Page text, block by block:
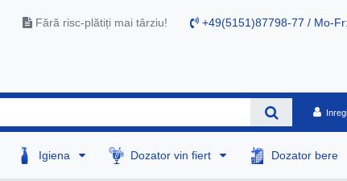
Fără risc-plătiți mai târziu! +49(5151)87798-77 / Mo-
Igiena Dozator vin fiert Dozator bere